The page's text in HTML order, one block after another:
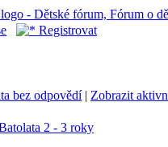
Registrovat
bez odpovědí| Zobrazit
2 - 3 roky